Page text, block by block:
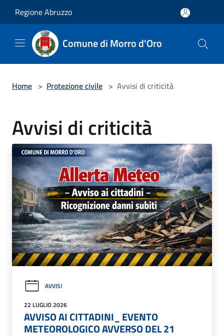
Regione Abruzzo
Comune di Morro d'Oro
Home > Protezione civile > Avvisi di criticità
Avvisi di criticità
AVVISI
22 LUGLIO 2026
AVVISO AI CITTADINI_ EVENTO
METEOROLOGICO AVVERSO DEL 21